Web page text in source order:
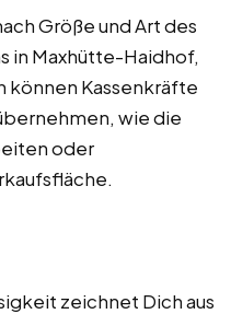
Größe und Art des
in Maxhütte-Haidhof,
können Kassenkräfte
wie die
oder
zeichnet Dich aus